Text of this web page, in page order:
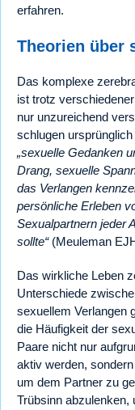
erfahren.
Theorien über
Das komplexe
ist trotz
nur unzureichend
schlugen
„sexuelle Gedanken
Drang, sexuelle
das Verlangen
persönliche Erleben
Sexualpartnern jeder
sollte“(Meuleman
Das wirkliche Leben
Unterschiede
sexuellem Verlangen
die Häufigkeit der
Paare nicht nur
aktiv werden,
um dem Partner zu
Trübsinn abzulenken,